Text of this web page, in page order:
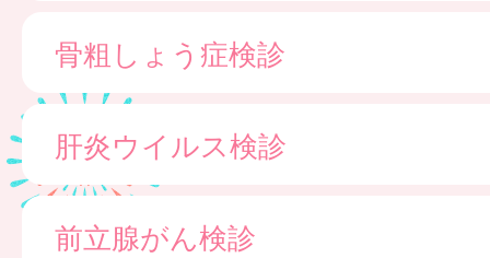
骨粗しょう症検診
肝炎ウイルス検診
前立腺がん検診